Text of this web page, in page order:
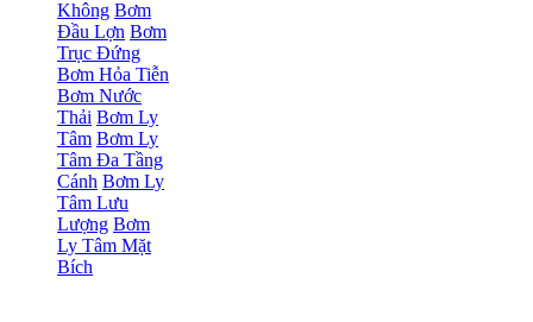
Không Bơm
Đầu Lợn Bơm
Trục Đứng
Bơm Hỏa Tiễn
Bơm Nước
Thải Bơm Ly
Tâm Bơm Ly
Tâm Đa Tầng
Cánh Bơm Ly
Tâm Lưu
Lượng Bơm
Ly Tâm Mặt
Bích